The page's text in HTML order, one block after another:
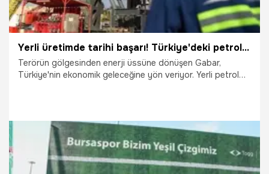
Yerli üretimde tarihi başarı! Türkiye'deki petrolün yüzde 44'ü bu topraklardan çıkıyor
Terörün gölgesinden enerji üssüne dönüşen Gabar,
Türkiye'nin ekonomik geleceğine yön veriyor. Yerli petrol
aralanıyor.
3.06.2026 Ekonomi